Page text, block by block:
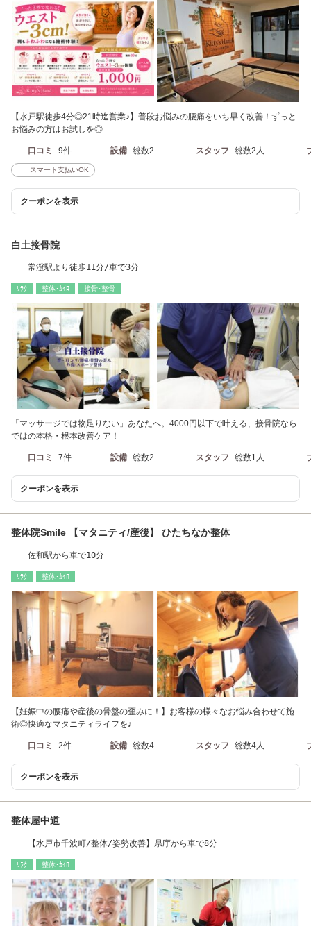
【水戸駅徒歩4分◎21時迄営業♪】普段お悩みの腰痛をいち早く改善！ずっと
お悩みの方はお試しを◎
口コミ 9件 設備 総数2 スタッフ 総数2人
スマート支払いOK
クーポンを表示
白土接骨院
常澄駅より徒歩11分/車で3分
ﾘﾗｸ 整体･ｶｲﾛ 接骨･整骨
「マッサージでは物足りない」あなたへ。4000円以下で叶える、接骨院なら
ではの本格・根本改善ケア！
口コミ 7件 設備 総数2 スタッフ 総数1人
クーポンを表示
整体院Smile 【マタニティ/産後】 ひたちなか整体
佐和駅から車で10分
ﾘﾗｸ 整体･ｶｲﾛ
【妊娠中の腰痛や産後の骨盤の歪みに！】お客様の様々なお悩み合わせて施
術◎快適なマタニティライフを♪
口コミ 2件 設備 総数4 スタッフ 総数4人
クーポンを表示
整体屋中道
【水戸市千波町/整体/姿勢改善】県庁から車で8分
ﾘﾗｸ 整体･ｶｲﾛ